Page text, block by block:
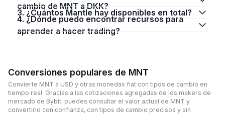
cambio de MNT a DKK?
3. ¿Cuántos Mantle hay disponibles en total?
4. ¿Dónde puedo encontrar recursos para
aprender a hacer trading?
Conversiones populares de MNT
Convierte MNT a USD y otras monedas fiat con tipos de cambio en
tiempo real. Gracias a las cotizaciones agregadas de los makers de
mercado de Bybit, puedes consultar el valor actual de MNT y
convertirlo con confianza, con tipos de cambio precisos y sin